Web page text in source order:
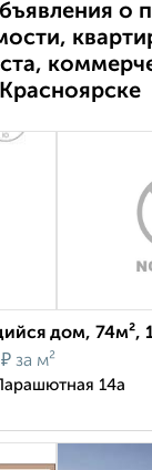
о
дом, 74м²,
₽ за м²
14а